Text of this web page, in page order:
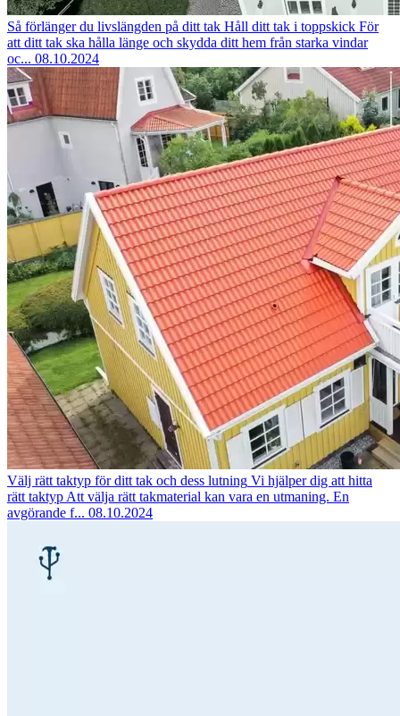
Så förlänger du livslängden på ditt tak Håll ditt tak i toppskick För
att ditt tak ska hålla länge och skydda ditt hem från starka vindar
oc... 08.10.2024
Välj rätt taktyp för ditt tak och dess lutning Vi hjälper dig att hitta
rätt taktyp Att välja rätt takmaterial kan vara en utmaning. En
avgörande f... 08.10.2024